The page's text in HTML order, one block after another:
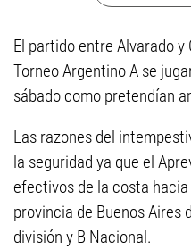
El partido entre Alvarado
Torneo Argentino A se
sábado como pretendían
Las razones del
la seguridad ya que el
efectivos de la costa
provincia de Buenos Aires
división y B Nacional.